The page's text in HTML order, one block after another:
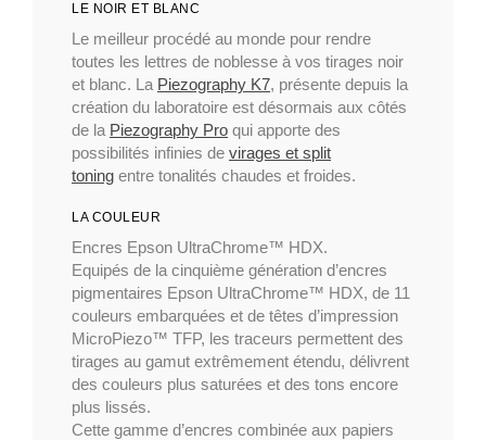
LE NOIR ET BLANC
Le meilleur procédé au monde pour rendre
toutes les lettres de noblesse à vos tirages noir
et blanc. La Piezography K7, présente depuis la
création du laboratoire est désormais aux côtés
de la Piezography Pro qui apporte des
possibilités infinies de virages et split
toning entre tonalités chaudes et froides.
LA COULEUR
Encres Epson UltraChrome™ HDX.
Equipés de la cinquième génération d’encres
pigmentaires Epson UltraChrome™ HDX, de 11
couleurs embarquées et de têtes d’impression
MicroPiezo™ TFP, les traceurs permettent des
tirages au gamut extrêmement étendu, délivrent
des couleurs plus saturées et des tons encore
plus lissés.
Cette gamme d’encres combinée aux papiers